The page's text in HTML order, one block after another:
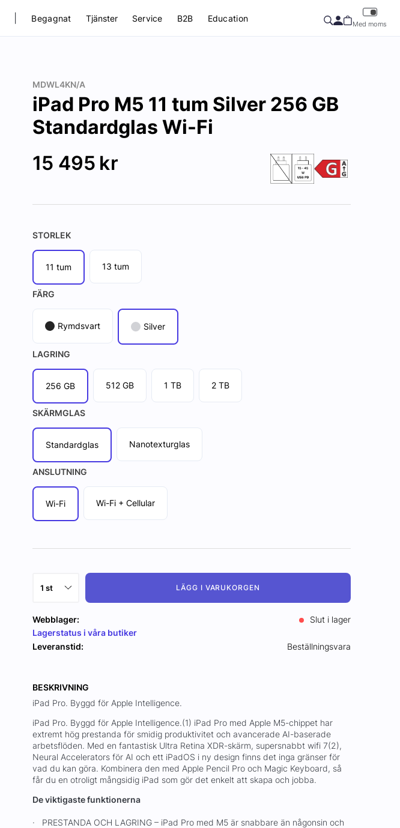
Begagnat Tjänster Service B2B Education
Med moms
MDWL4KN/A
iPad Pro M5 11 tum Silver 256 GB
Standardglas Wi-Fi
15 495 kr
STORLEK
11 tum 13 tum
FÄRG
Rymdsvart Silver
LAGRING
256 GB 512 GB 1 TB 2 TB
SKÄRMGLAS
Standardglas Nanotexturglas
ANSLUTNING
Wi-Fi Wi-Fi + Cellular
LÄGG I VARUKORGEN
Webblager:
Slut i lager
Lagerstatus i våra butiker
Leveranstid:
Beställningsvara
BESKRIVNING
iPad Pro. Byggd för Apple Intelligence.
iPad Pro. Byggd för Apple Intelligence.(1) iPad Pro med Apple M5-chippet har
extremt hög prestanda för smidig produktivitet och avancerade AI-baserade
arbetsflöden. Med en fantastisk Ultra Retina XDR-skärm, supersnabbt wifi 7(2),
Neural Accelerators för AI och ett iPadOS i ny design finns det inga gränser för
vad du kan göra. Kombinera den med Apple Pencil Pro och Magic Keyboard, så
får du en otroligt mångsidig iPad som gör det enkelt att skapa och jobba.
De viktigaste funktionerna
· PRESTANDA OCH LAGRING – iPad Pro med M5 är snabbare än någonsin och